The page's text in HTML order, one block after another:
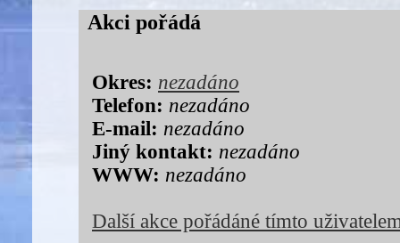
Akci pořádá
Okres: nezadáno
Telefon: nezadáno
E-mail: nezadáno
Jiný kontakt: nezadáno
WWW: nezadáno
Další akce pořádáné tímto